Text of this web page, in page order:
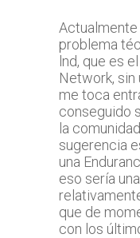
problema
lnd, que es
Network,
me toca
conseguido
la
sugerencia
una
eso sería
que de
con los